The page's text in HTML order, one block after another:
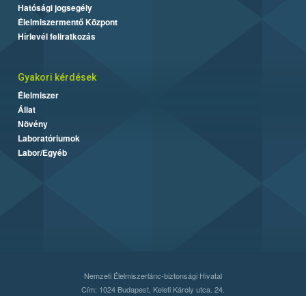
Hatósági jogsegély
Élelmiszermentő Központ
Hírlevél feliratkozás
Gyakori kérdések
Élelmiszer
Állat
Növény
Laboratóriumok
Labor/Egyéb
Nemzeti Élelmiszerlánc-biztonsági Hivatal
Cím: 1024 Budapest, Keleti Károly utca. 24.